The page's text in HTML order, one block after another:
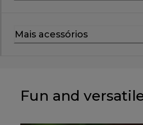
Mais acessórios
Fun and